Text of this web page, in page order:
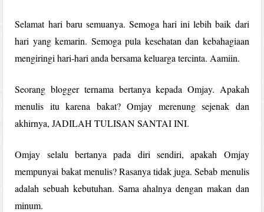
Selamat hari baru semuanya. Semoga hari ini lebih baik dari
hari yang kemarin. Semoga pula kesehatan dan kebahagiaan
mengiringi hari-hari anda bersama keluarga tercinta. Aamiin.
Seorang blogger ternama bertanya kepada Omjay. Apakah
menulis itu karena bakat? Omjay merenung sejenak dan
akhirnya, JADILAH TULISAN SANTAI INI.
Omjay selalu bertanya pada diri sendiri, apakah Omjay
mempunyai bakat menulis? Rasanya tidak juga. Sebab menulis
adalah sebuah kebutuhan. Sama ahalnya dengan makan dan
minum.